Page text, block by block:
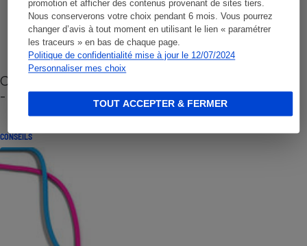
promotion et afficher des contenus provenant de sites tiers.
Nous conserverons votre choix pendant 6 mois. Vous pourrez
changer d’avis à tout moment en utilisant le lien « paramétrer
les traceurs » en bas de chaque page.
Politique de confidentialité mise à jour le 12/07/2024
Personnaliser mes choix
TOUT ACCEPTER & FERMER
Cafetière à capsules zéro déchet CoffeeB (vidéo)
- Premières impressions
CONSEILS